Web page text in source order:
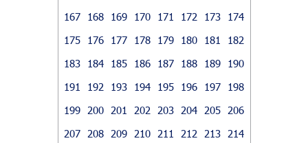
167
168 169 170 171 172 173
174
175
176 177 178 179 180 181
182
183
184 185 186 187 188 189
190
191
192 193 194 195 196 197
198
199
200 201 202 203 204 205
206
207
208 209 210 211 212 213
214